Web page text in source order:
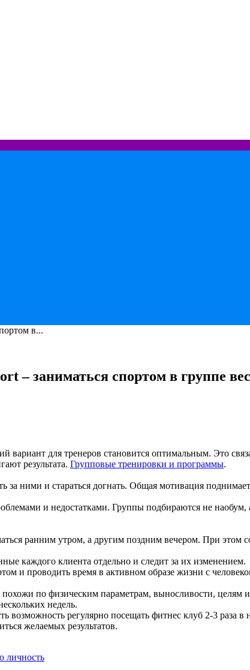
в...
– заниматься спортом в группе
для тренеров становится оптимальным. Это
результата. Групповые тренировки и программы.
ними и стараться догнать. Общая мотивация
и недостатками. Группы подбираются не наобум,
ранним утром, а другим поздним вечером. При этом
каждого клиента отдельно и следит за их изменением.
проводить время в активном образе жизни с
по физическим параметрам, выносливости, целям
недель.
регулярно посещать фитнес клуб 2-3 раза
желаемых результатов.
личность